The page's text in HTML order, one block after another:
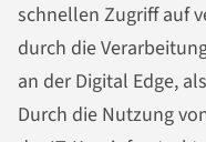
schnellen Zugriff auf
durch die
an der Digital Edge,
Durch die Nutzung